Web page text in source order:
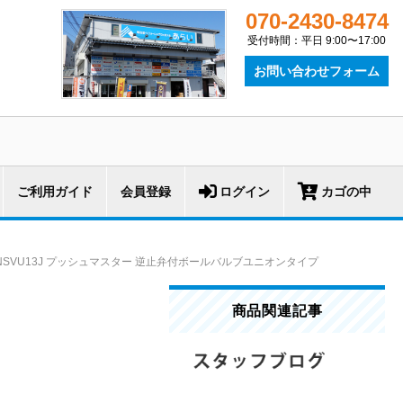
070-2430-8474
受付時間：平日 9:00〜17:00
お問い合わせフォーム
ご利用ガイド 会員登録 ログイン カゴの中
プッシュマスター 逆止弁付ボールバルブユニオンタイプ
商品関連記事